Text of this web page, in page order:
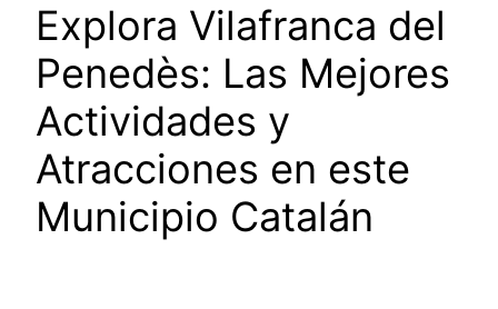
Explora Vilafranca del
Penedès: Las Mejores
Actividades y
Atracciones en este
Municipio Catalán